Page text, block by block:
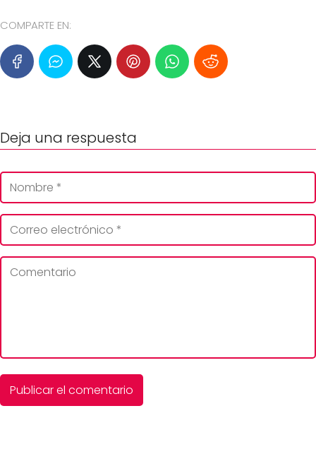
COMPARTE EN:
Deja una respuesta